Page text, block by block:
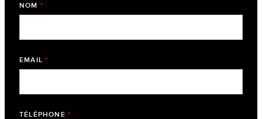
NOM *
EMAIL *
TÉLÉPHONE *